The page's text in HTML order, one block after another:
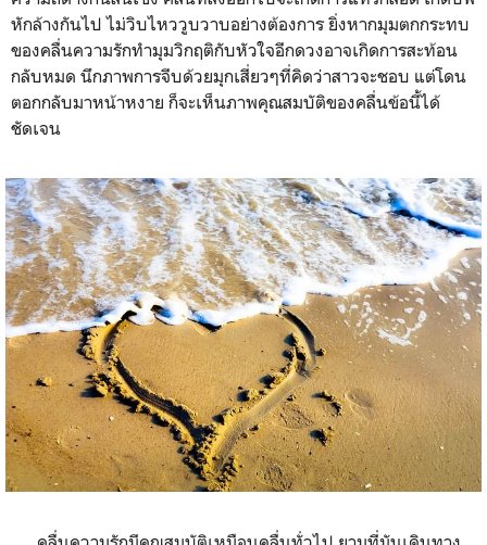
หักล้างกันไป ไม่วิบไหววูบวาบอย่างต้องการ ยิ่งหากมุมตกกระทบ
ของคลื่นความรักทำมุมวิกฤติกับหัวใจอีกดวงอาจเกิดการสะท้อน
กลับหมด นึกภาพการจีบด้วยมุกเสี่ยวๆที่คิดว่าสาวจะชอบ แต่โดน
ตอกกลับมาหน้าหงาย ก็จะเห็นภาพคุณสมบัติของคลื่นข้อนี้ได้
ชัดเจน